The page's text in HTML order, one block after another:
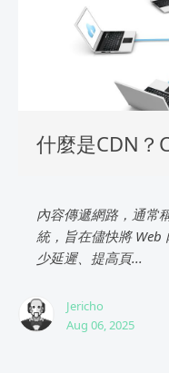
什麼是CDN？
內容傳遞網路，通常
統，旨在儘快將 Web
少延遲、提高頁...
Jericho
Aug 06, 2025